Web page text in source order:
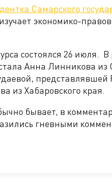
Самарского
экономико-
состоялся 26 июля. В
Анна Линникова
из Хабаровского края.
бывает, в
гневными